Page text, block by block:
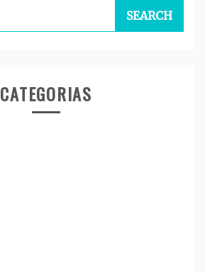
CATEGORIAS